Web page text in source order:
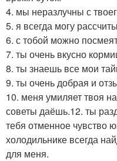
4. мы неразлучны с
5. я всегда могу
6. с тобой можно
7. ты очень вкусно
8. ты знаешь все мои
9. ты очень добрая и
10. меня умиляет твоя
советы даёшь.12. ты
тебя отменное чувство
холодильнике всегда
для меня.